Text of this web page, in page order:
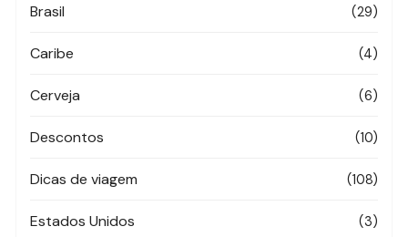
Brasil (29)
Caribe (4)
Cerveja (6)
Descontos (10)
Dicas de viagem (108)
Estados Unidos (3)